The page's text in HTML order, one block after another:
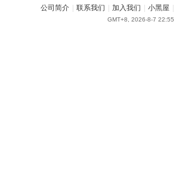
公司简介 联系我们 加入我们 小黑屋
GMT+8, 2026-8-7 22:55